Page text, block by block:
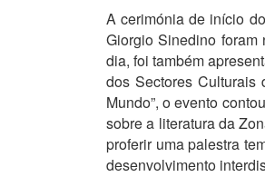
A cerimónia de início
Giorgio Sinedino foram
dia, foi também
dos Sectores Culturais
Mundo”, o evento
sobre a literatura da
proferir uma palestra
desenvolvimento